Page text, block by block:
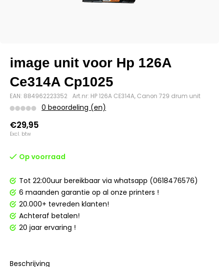
image unit voor Hp 126A
Ce314A Cp1025
EAN: 884962223352 Art.nr: HP 126A CE314A, Canon 729 drum unit
0 beoordeling (en)
€29,95
Excl. btw
Op voorraad
Tot 22:00uur bereikbaar via whatsapp (0618476576)
6 maanden garantie op al onze printers !
20.000+ tevreden klanten!
Achteraf betalen!
20 jaar ervaring !
Beschrijving